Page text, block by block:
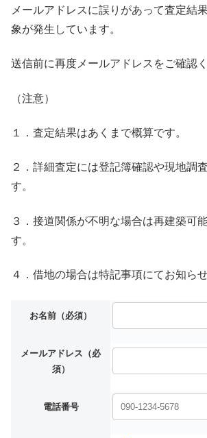
メールアドレスに誤りがあって査定結
象が発生しています。
送信前に再度メールアドレスをご確認く
（注意）
１．査定結果はあくまで概算です。
２．詳細査定には登記簿確認や現地調
す。
３．接道関係が不明な場合は再建築可
す。
４．借地の場合は特記事項にてお知ら
お名前（必須）
メールアドレス（必
須）
電話番号